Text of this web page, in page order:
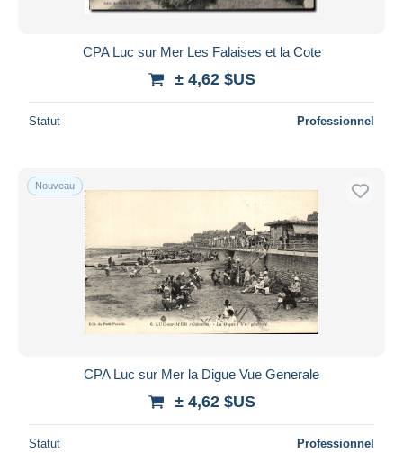
CPA Luc sur Mer Les Falaises et la Cote
± 4,62 $US
Statut Professionnel
Nouveau
CPA Luc sur Mer la Digue Vue Generale
± 4,62 $US
Statut Professionnel